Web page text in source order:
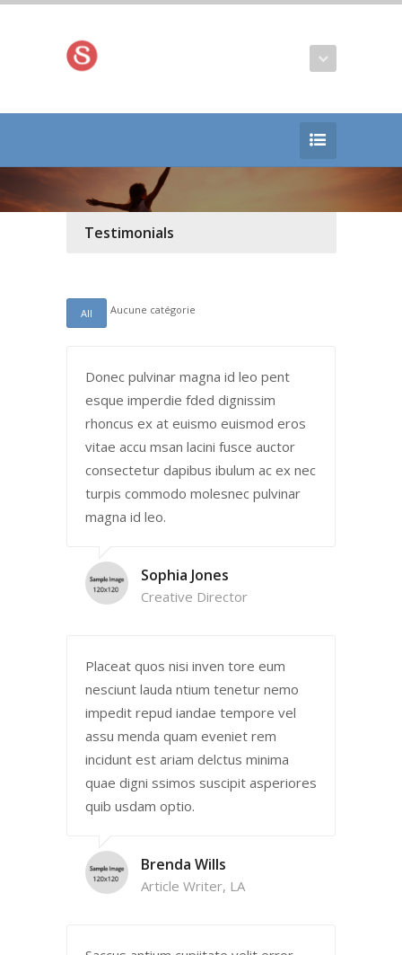
Testimonials
All Aucune catégorie
Donec pulvinar magna id leo pent
esque imperdie fded dignissim
rhoncus ex at euismo euismod eros
vitae accu msan lacini fusce auctor
consectetur dapibus ibulum ac ex nec
turpis commodo molesnec pulvinar
magna id leo.
Sophia Jones
Creative Director
Placeat quos nisi inven tore eum
nesciunt lauda ntium tenetur nemo
impedit repud iandae tempore vel
assu menda quam eveniet rem
incidunt est ariam delctus minima
quae digni ssimos suscipit asperiores
quib usdam optio.
Brenda Wills
Article Writer, LA